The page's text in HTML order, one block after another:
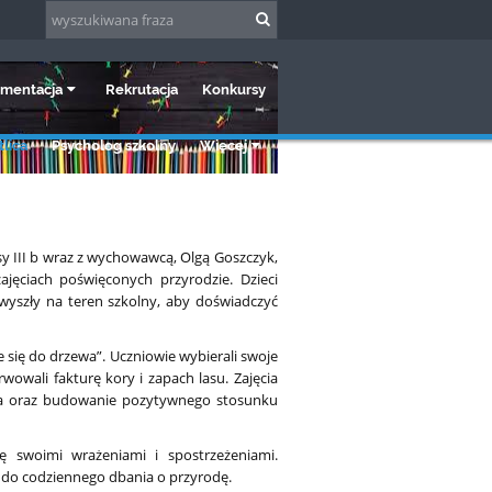
Rekrutacja Konkursy
Psycholog szkolny Więcej
III b wraz z wychowawcą, Olgą Goszczyk,
poświęconych przyrodzie. Dzieci
na teren szkolny, aby doświadczyć
do drzewa”. Uczniowie wybierali swoje
fakturę kory i zapach lasu. Zajęcia
oraz budowanie pozytywnego stosunku
swoimi wrażeniami i spostrzeżeniami.
codziennego dbania o przyrodę.